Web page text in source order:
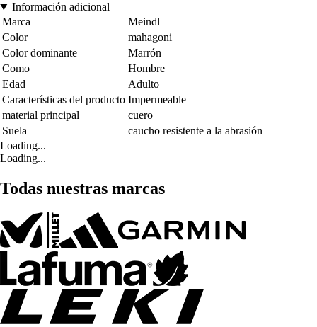
Información adicional
Marca
Meindl
Color
mahagoni
Color dominante
Marrón
Como
Hombre
Edad
Adulto
Características del producto Impermeable
material principal
cuero
Suela
caucho resistente a la abrasión
Loading...
Loading...
Todas nuestras marcas